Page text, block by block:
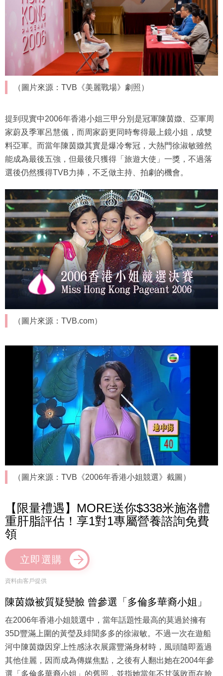
（圖片來源：TVB《美麗戰場》劇照）
提到現實中2006年香港小姐三甲分別是冠軍陳茵媺、亞軍周
家蔚及季軍呂慧儀，而周家蔚更同時奪得最上鏡小姐，成雙
料亞軍。而當年陳茵媺其實是爆冷奪冠，大熱門徐淑敏雖然
能成為最後五強，但最後只獲得「旅遊大使」一獎，不過落
選後仍然獲得TVB力捧，不乏做主持、拍劇的機會。
（圖片來源：TVB.com）
（圖片來源：TVB《2006年香港小姐競選》截圖）
【限量禮遇】MORE送你$338米施洛體
重肝脂評估！享1對1專屬營養諮詢免費
領
立即選購
資料由客戶提供
陳茵媺被質疑變臉 曾參選「多倫多華裔小姐」
在2006年香港小姐競選中，當年話題性最高的莫過於擁有
35D豐滿上圍的黃瑩及緋聞多多的徐淑敏。不過一次在遊船
河中陳茵媺因穿上性感泳衣展露豐滿身材時，風頭隨即蓋過
其他佳麗，因而成為傳媒焦點，之後有人翻出她在2004年參
選「多倫多華裔小姐」的舊照，並指她當年不甘落敗而在臉